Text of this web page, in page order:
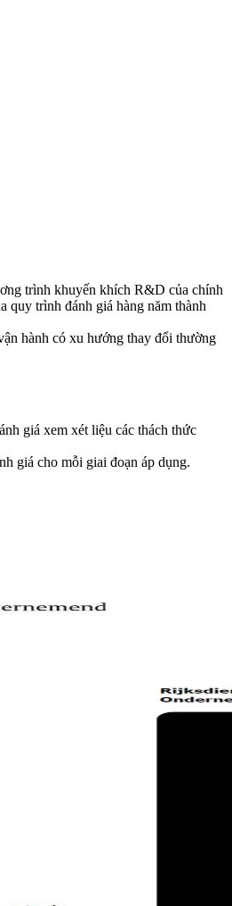
trình khuyến khích R&D của chính
trình đánh giá hàng năm thành
hành có xu hướng thay đổi thường
giá xem xét liệu các thách thức
giá cho mỗi giai đoạn áp dụng.